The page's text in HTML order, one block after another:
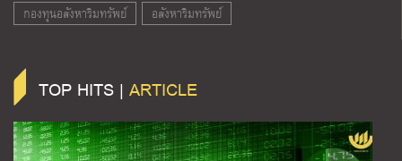
กองทุนอสังหาริมทรัพย์
อสังหาริมทรัพย์
TOP HITS | ARTICLE